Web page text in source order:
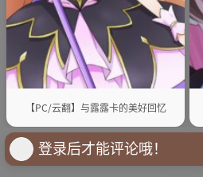
【PC/云翻】与露露卡的美好回忆
登录后才能评论哦！